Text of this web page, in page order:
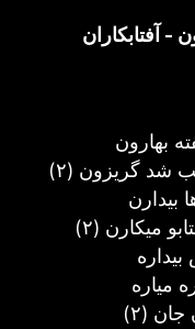
آفتابکاران
بهارون
شد گريزون (۲)
بيدارن
ميکارن (۲)
مياره
(۲)